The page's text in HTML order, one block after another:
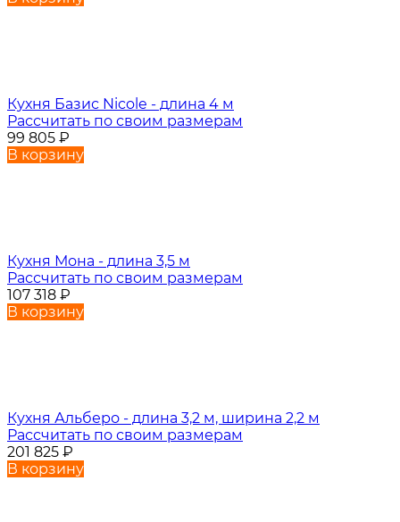
Кухня Базис Nicole - длина 4 м
Рассчитать по своим размерам
99 805 ₽
В корзину
Кухня Мона - длина 3,5 м
Рассчитать по своим размерам
107 318 ₽
В корзину
Кухня Альберо - длина 3,2 м, ширина 2,2 м
Рассчитать по своим размерам
201 825 ₽
В корзину